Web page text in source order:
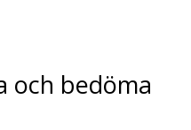
och bedöma